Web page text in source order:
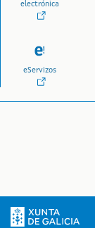
electrónica
eServizos